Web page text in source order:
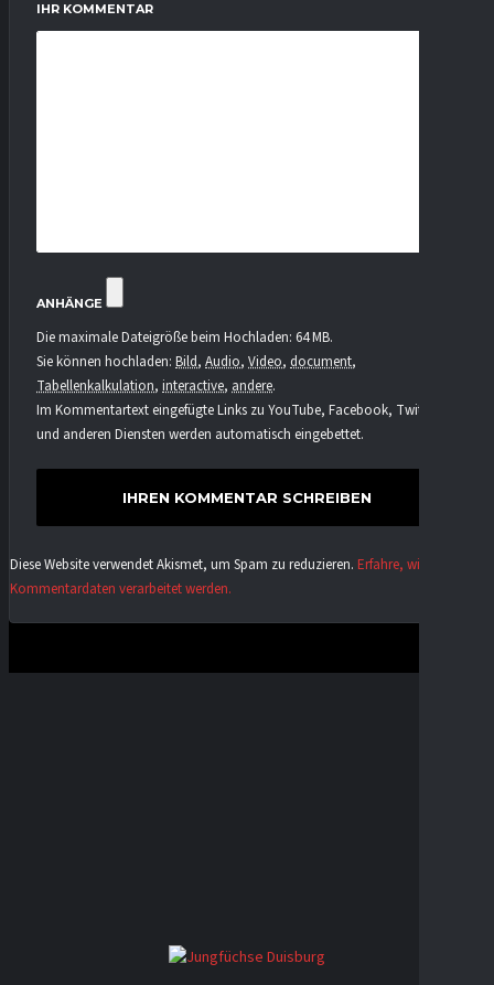
IHR KOMMENTAR
ANHÄNGE
Die maximale Dateigröße beim Hochladen: 64 MB.
Sie können hochladen: Bild, Audio, Video, document,
Tabellenkalkulation, interactive, andere.
Im Kommentartext eingefügte Links zu YouTube, Facebook, Twitter
und anderen Diensten werden automatisch eingebettet.
Diese Website verwendet Akismet, um Spam zu reduzieren. Erfahre, wie deine
Kommentardaten verarbeitet werden.